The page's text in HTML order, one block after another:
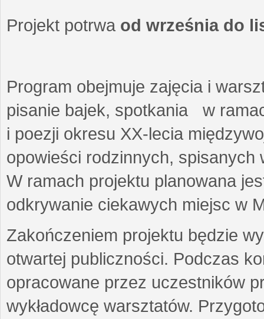
Projekt potrwa od września do
Program obejmuje zajęcia i
pisanie bajek, spotkania w
i poezji okresu XX-lecia
opowieści rodzinnych,
W ramach projektu planowana
odkrywanie ciekawych miejsc w
Zakończeniem projektu będzie
otwartej publiczności. Podczas
opracowane przez uczestników
wykładowcę warsztatów.